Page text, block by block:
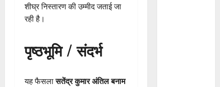
शीघ्र निस्तारण की उम्मीद जताई जा
रही है।
पृष्ठभूमि / संदर्भ
यह फैसलासतेंद्र कुमार अंतिल बनाम